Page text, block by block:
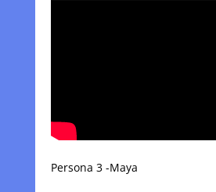
Persona 3 -Maya